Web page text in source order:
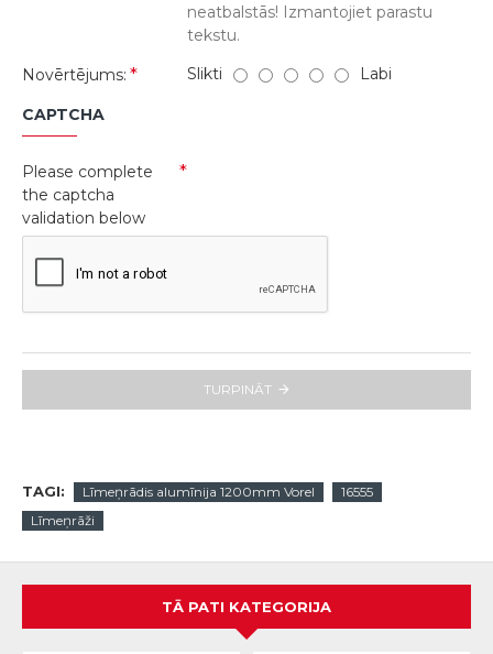
neatbalstās! Izmantojiet parastu
tekstu.
Novērtējums:
Slikti Labi
CAPTCHA
Please complete
the captcha
validation below
TURPINĀT
TAGI: Līmeņrādis alumīnija 1200mm Vorel
16555
Līmeņrāži
TĀ PATI KATEGORIJA